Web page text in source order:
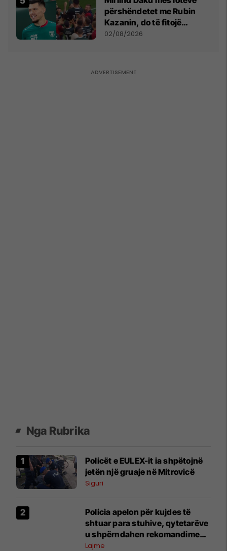
përshëndetet me Rubin
Kazanin, do të fitojë
miliona te Spartak Moska
02/08/2026
Nga Rubrika
Policët e EULEX-it ia shpëtojnë
jetën një gruaje në Mitrovicë
Siguri
Policia apelon për kujdes të
shtuar para stuhive, qytetarëve
u shpërndahen rekomandime
në Mitrovicë
Lajme